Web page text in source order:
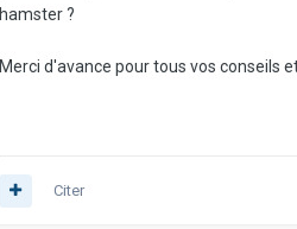
hamster ?
Merci d'avance pour tous vos conseils
Citer